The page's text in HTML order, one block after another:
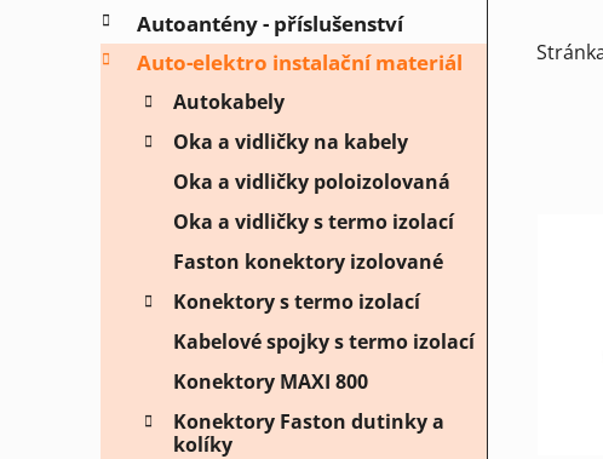
Autoantény - příslušenství
Auto-elektro instalační materiál
Autokabely
Oka a vidličky na kabely
Oka a vidličky poloizolovaná
Oka a vidličky s termo izolací
Faston konektory izolované
Konektory s termo izolací
Kabelové spojky s termo izolací
Konektory MAXI 800
Konektory Faston dutinky a
kolíky